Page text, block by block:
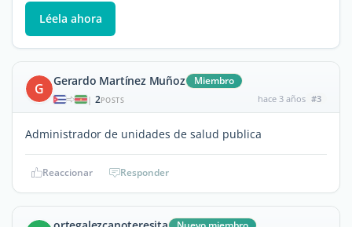
Léela ahora
G Gerardo Martínez Muñoz Miembro
| 2POSTS hace 3 años #3
Administrador de unidades de salud publica
Reaccionar Responder